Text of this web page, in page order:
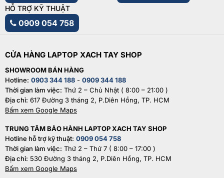
HỖ TRỢ KỸ THUẬT
0909 054 758
CỬA HÀNG LAPTOP XACH TAY SHOP
SHOWROOM BÁN HÀNG
Hotline: 0903 344 188 - 0909 344 188
Thời gian làm việc: Thứ 2 – Chủ Nhật ( 8:00 – 21:00 )
Địa chỉ: 617 Đường 3 tháng 2, P.Diên Hồng, TP. HCM
Bấm xem Google Maps
TRUNG TÂM BẢO HÀNH LAPTOP XACH TAY SHOP
Hotline hỗ trợ kỹ thuật: 0909 054 758
Thời gian làm việc: Thứ 2 – Thứ 7 ( 8:00 – 17:00 )
Địa chỉ: 530 Đường 3 tháng 2, P.Diên Hồng, TP. HCM
Bấm xem Google Maps